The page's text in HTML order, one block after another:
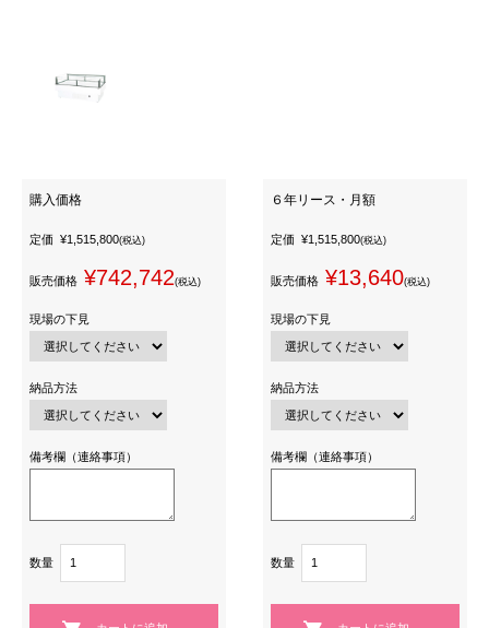
購入価格
定価 ¥1,515,800(税込)
販売価格 ¥742,742(税込)
現場の下見
納品方法
備考欄（連絡事項）
数量
６年リース・月額
定価 ¥1,515,800(税込)
販売価格 ¥13,640(税込)
現場の下見
納品方法
備考欄（連絡事項）
数量